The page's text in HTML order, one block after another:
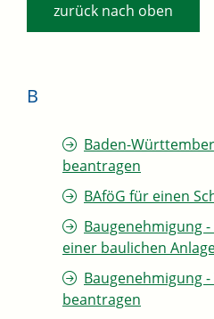
zurück nach oben
B
Baden-
beantragen
BAföG für einen
Baugenehmigung
einer baulichen
Baugenehmigung
beantragen